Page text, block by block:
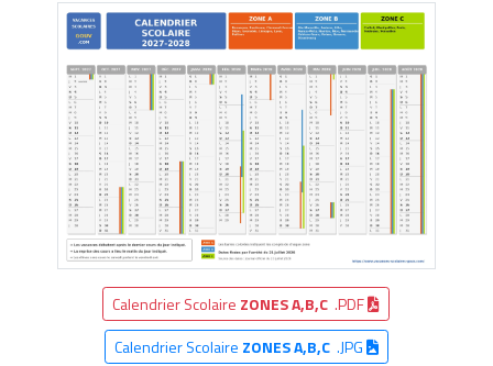
Calendrier Scolaire ZONES A,B,C .PDF
Calendrier Scolaire ZONES A,B,C.JPG